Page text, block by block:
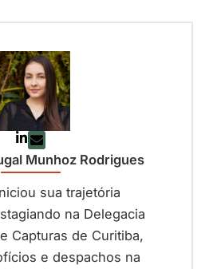
Munhoz Rodrigues
sua trajetória
na Delegacia
Capturas de Curitiba,
e despachos na